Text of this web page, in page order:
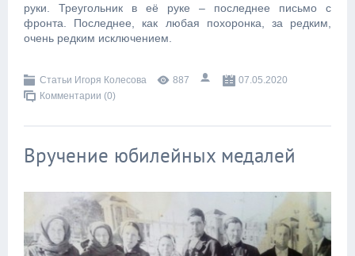
руки. Треугольник в её руке – последнее письмо с
фронта. Последнее, как любая похоронка, за редким,
очень редким исключением.
Статьи Игоря Колесова 887
07.05.2020
Комментарии (0)
Вручение юбилейных медалей